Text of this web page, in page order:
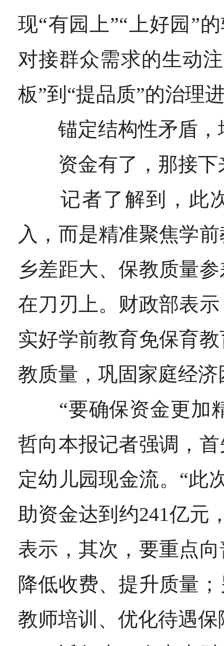
现“有园上”“上好园”
对接群众需求的生动
板”到“提品质”的治理
锚定结构性矛盾，
资金有了， 那接
记者了解到，此次
入，而是精准聚焦学
乡差距大、保教质量
在刀刃上。 财政部表
实好学前教育免保育
教质量，巩固家庭经
“要确保资金更加精
哲向本报记者强调，
定幼儿园现金流。“此
助资金达到约241亿元
表示，其次，要重点
降低收费、提升质量
教师培训、优化待遇